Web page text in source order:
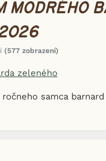
MODRÉHO
(577 zobrazení)
zeleného
samca barnard